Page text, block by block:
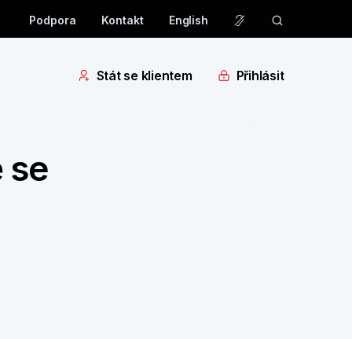
Podpora Kontakt English
Stát se klientem Přihlásit
se